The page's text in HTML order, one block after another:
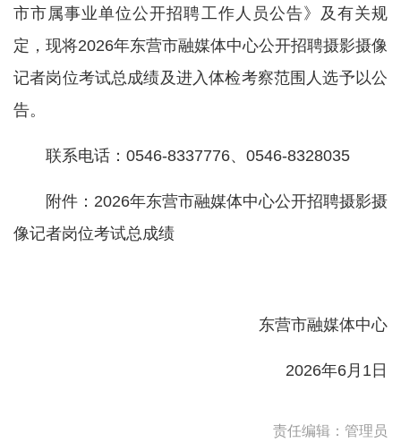
市市属事业单位公开招聘工作人员公告》及有关规
定，现将2026年东营市融媒体中心公开招聘摄影摄像
记者岗位考试总成绩及进入体检考察范围人选予以公
告。
联系电话：0546-8337776、0546-8328035
附件：2026年东营市融媒体中心公开招聘摄影摄
像记者岗位考试总成绩
东营市融媒体中心
2026年6月1日
责任编辑：管理员